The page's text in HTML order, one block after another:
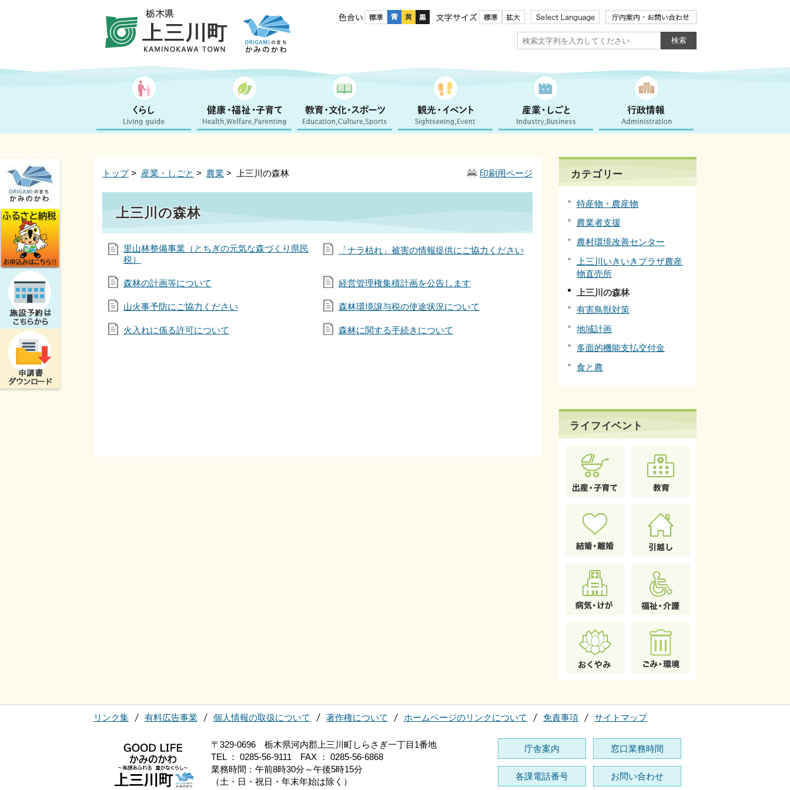
色合い 文字サイズ
印刷用ページ
トップ> 産業・しごと > 農業 > 上三川の森林
上三川の森林
里山林整備事業（とちぎの元気な森づくり県民
税）
「ナラ枯れ」被害の情報提供にご協力ください
森林の計画等について 経営管理権集積計画を公告します
山火事予防にご協力ください 森林環境譲与税の使途状況について
火入れに係る許可について 森林に関する手続きについて
カテゴリー
特産物・農産物
農業者支援
農村環境改善センター
上三川いきいきプラザ農産
物直売所
上三川の森林
有害鳥獣対策
地域計画
多面的機能支払交付金
食と農
ライフイベント
リンク集 有料広告事業 個人情報の取扱について 著作権について ホームページのリンクについて 免責事項 サイトマップ
〒329-0696 栃木県河内郡上三川町しらさぎ一丁目1番地
TEL ： 0285-56-9111 FAX ： 0285-56-6868
業務時間：午前8時30分～午後5時15分
（土・日・祝日・年末年始は除く）
庁舎案内 窓口業務時間
各課電話番号 お問い合わせ